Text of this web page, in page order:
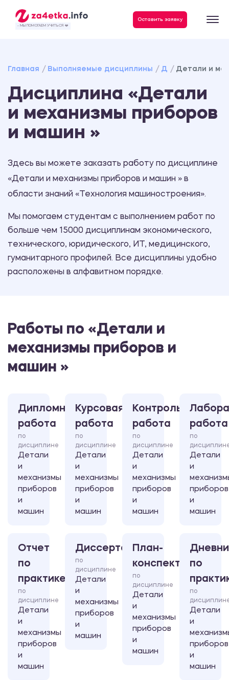
- МЫ ПОМОГАЕМ УЧИТЬСЯ ❤️
Оставить заявку
Главная Выполняемые дисциплины Д Детали и
Дисциплина «Детали
и механизмы приборов
и машин »
Здесь вы можете заказать работу по дисциплине
«Детали и механизмы приборов и машин » в
области знаний «Технология машиностроения».
Мы помогаем студентам с выполнением работ по
больше чем 15000 дисциплинам экономического,
технического, юридического, ИТ, медицинского,
гуманитарного профилей. Все дисциплины удобно
расположены в алфавитном порядке.
Работы по «Детали и
механизмы приборов и
машин »
Дипломная
работа
по
дисциплине
Детали
и
механизмы
приборов
и
машин
Курсовая
работа
по
дисциплине
Детали
и
механизмы
приборов
и
машин
Контрольная
работа
по
дисциплине
Детали
и
механизмы
приборов
и
машин
работа
по
Детали
и
приборов
и
машин
Отчет
по
практике
по
дисциплине
Детали
и
механизмы
приборов
и
машин
Диссертация
по
дисциплине
Детали
и
механизмы
приборов
и
машин
План-
конспект
по
дисциплине
Детали
и
механизмы
приборов
и
машин
по
по
Детали
и
приборов
и
машин